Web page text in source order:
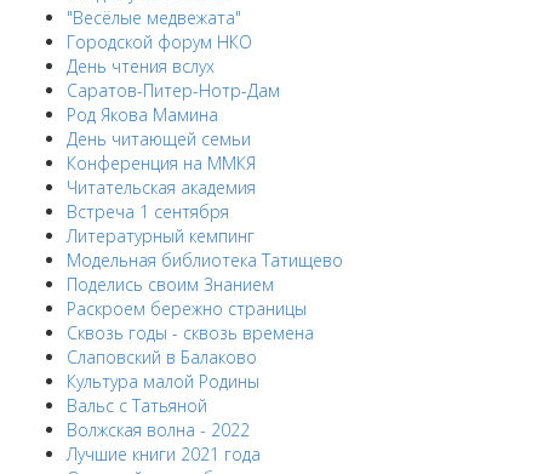
"Весёлые медвежата"
Городской форум НКО
День чтения вслух
Саратов-Питер-Нотр-Дам
Род Якова Мамина
День читающей семьи
Конференция на ММКЯ
Читательская академия
Встреча 1 сентября
Литературный кемпинг
Модельная библиотека Татищево
Поделись своим Знанием
Раскроем бережно страницы
Сквозь годы - сквозь времена
Слаповский в Балаково
Культура малой Родины
Вальс с Татьяной
Волжская волна - 2022
Лучшие книги 2021 года